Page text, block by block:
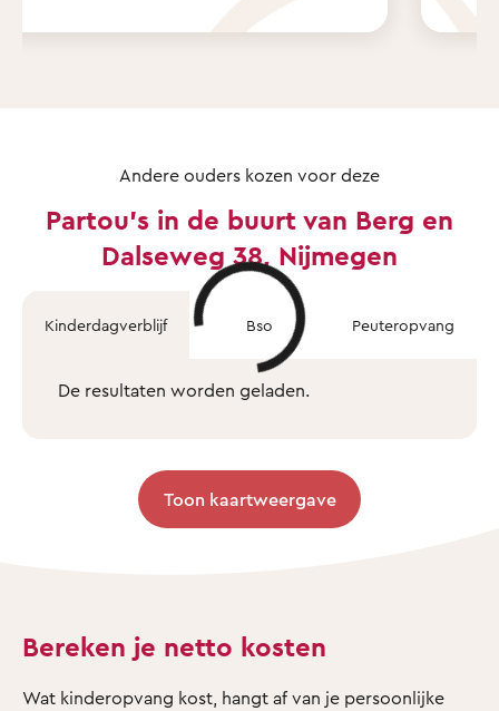
Andere ouders kozen voor deze
Partou's in de buurt van Berg en
Dalseweg 38, Nijmegen
Kinderdagverblijf Bso Peuteropvang
De resultaten worden geladen.
Toon kaartweergave
Bereken je netto kosten
Wat kinderopvang kost, hangt af van je persoonlijke